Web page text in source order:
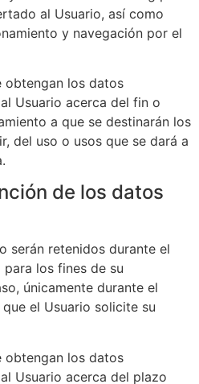
al Usuario, así como
y navegación por el
obtengan los datos
Usuario acerca del fin o
a que se destinarán los
del uso o usos que se dará a
de los datos
serán retenidos durante el
los fines de su
únicamente durante el
el Usuario solicite su
obtengan los datos
Usuario acerca del plazo